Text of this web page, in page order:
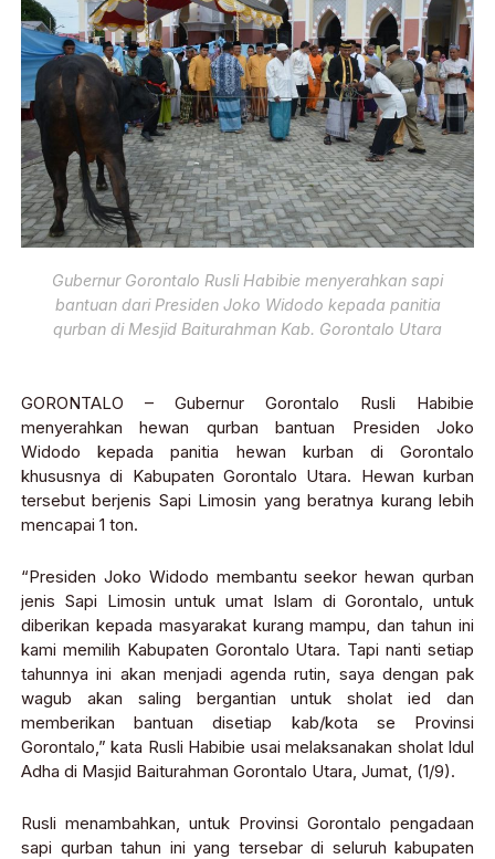
Gubernur Gorontalo Rusli Habibie menyerahkan sapi
bantuan dari Presiden Joko Widodo kepada panitia
qurban di Mesjid Baiturahman Kab. Gorontalo Utara
GORONTALO – Gubernur Gorontalo Rusli Habibie
menyerahkan hewan qurban bantuan Presiden Joko
Widodo kepada panitia hewan kurban di Gorontalo
khususnya di Kabupaten Gorontalo Utara. Hewan kurban
tersebut berjenis Sapi Limosin yang beratnya kurang lebih
mencapai 1 ton.
“Presiden Joko Widodo membantu seekor hewan qurban
jenis Sapi Limosin untuk umat Islam di Gorontalo, untuk
diberikan kepada masyarakat kurang mampu, dan tahun ini
kami memilih Kabupaten Gorontalo Utara. Tapi nanti setiap
tahunnya ini akan menjadi agenda rutin, saya dengan pak
wagub akan saling bergantian untuk sholat ied dan
memberikan bantuan disetiap kab/kota se Provinsi
Gorontalo,” kata Rusli Habibie usai melaksanakan sholat Idul
Adha di Masjid Baiturahman Gorontalo Utara, Jumat, (1/9).
Rusli menambahkan, untuk Provinsi Gorontalo pengadaan
sapi qurban tahun ini yang tersebar di seluruh kabupaten